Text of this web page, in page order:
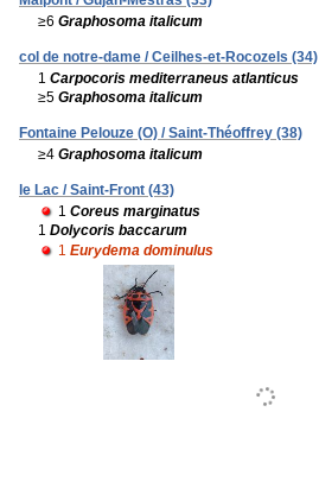
≥6 Graphosoma italicum
col de notre-dame / Ceilhes-et-Rocozels (34)
1 Carpocoris mediterraneus atlanticus
≥5 Graphosoma italicum
Fontaine Pelouze (O) / Saint-Théoffrey (38)
≥4 Graphosoma italicum
le Lac / Saint-Front (43)
1 Coreus marginatus
1 Dolycoris baccarum
1 Eurydema dominulus